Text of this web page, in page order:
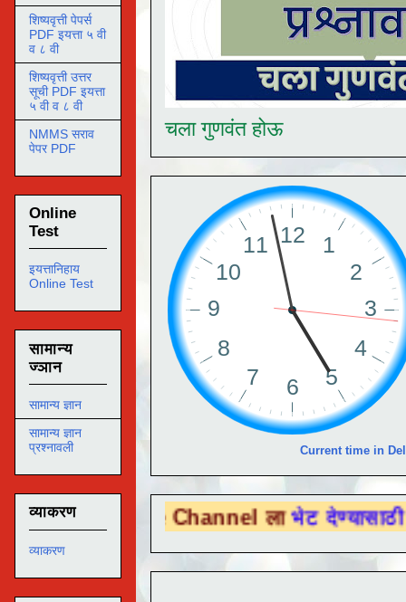
चला गुणवंत होऊ
Current time in
Channel ला भेट देण्यासाठी येथे क्लिक
शिष्यवृत्ती पेपर्स
PDF इयत्ता ५ वी
व ८ वी
शिष्यवृत्ती उत्तर
सूची PDF इयत्ता
५ वी व ८ वी
NMMS सराव
पेपर PDF
Online
Test
इयत्तानिहाय
Online Test
सामान्य
ज्ञान
सामान्य ज्ञान
सामान्य ज्ञान
प्रश्नावली
व्याकरण
व्याकरण